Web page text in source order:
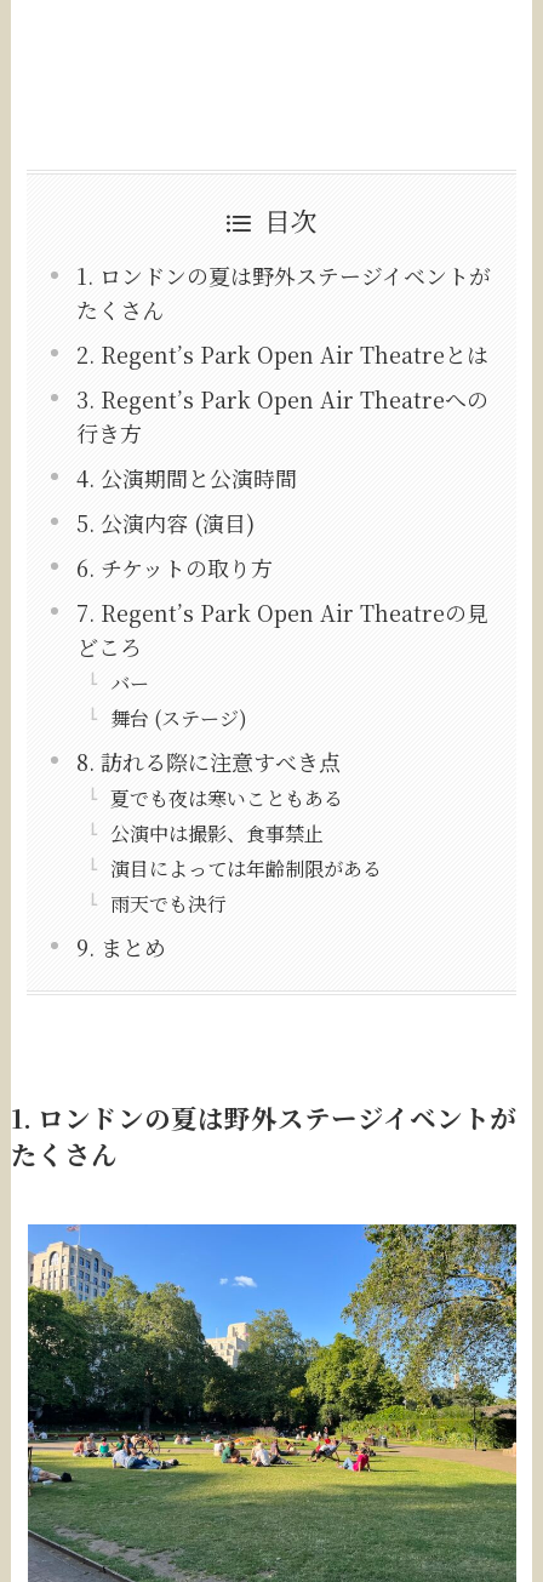
目次
1. ロンドンの夏は野外ステージイベントが
たくさん
2. Regent’s Park Open Air Theatreとは
3. Regent’s Park Open Air Theatreへの
行き方
4. 公演期間と公演時間
5. 公演内容 (演目)
6. チケットの取り方
7. Regent’s Park Open Air Theatreの見
どころ
バー
舞台 (ステージ)
8. 訪れる際に注意すべき点
夏でも夜は寒いこともある
公演中は撮影、食事禁止
演目によっては年齢制限がある
雨天でも決行
9. まとめ
1. ロンドンの夏は野外ステージイベントが
たくさん